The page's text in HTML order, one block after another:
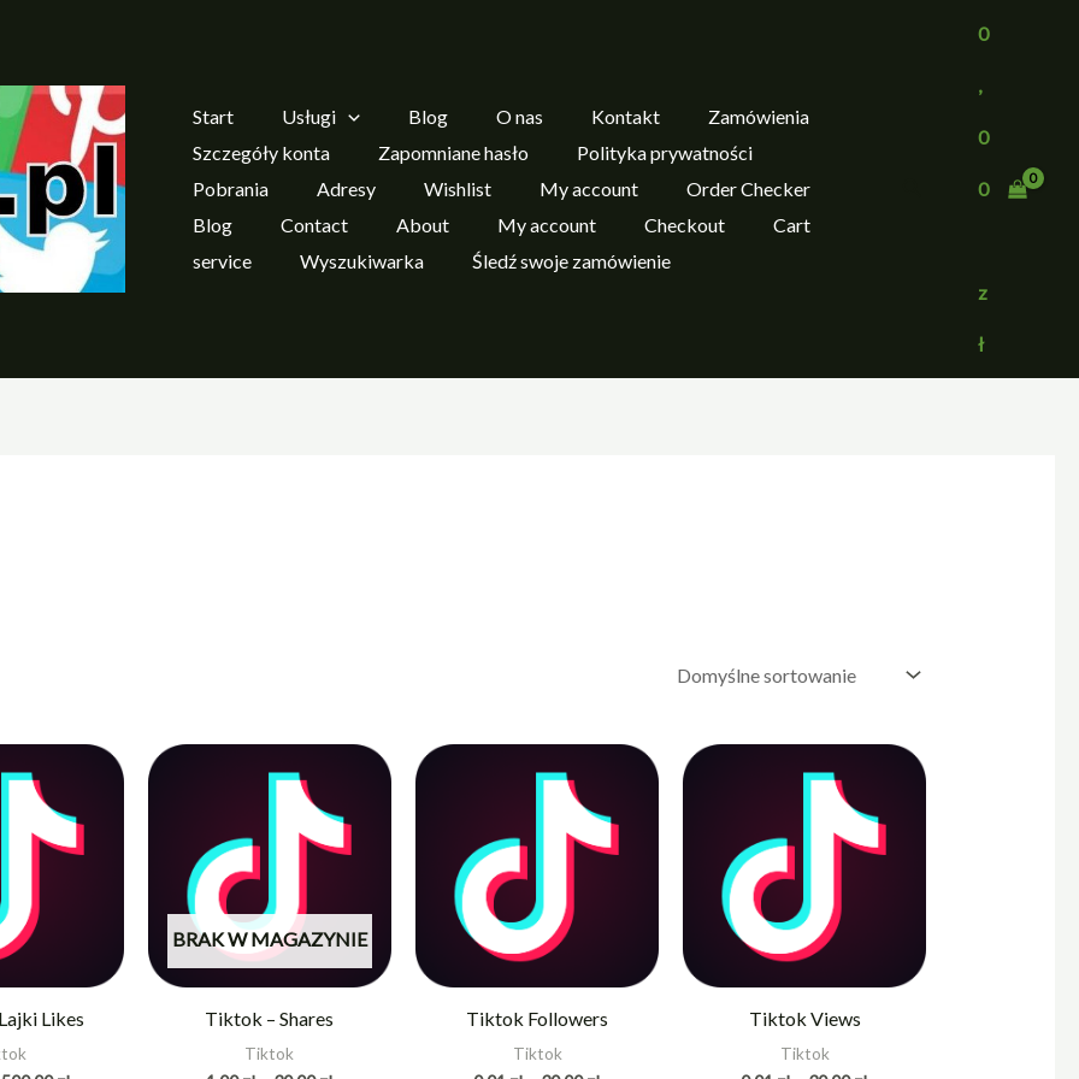
Start
Usługi Blog O nas Kontakt
Zamówienia
Szczegóły konta
Zapomniane hasło
Polityka prywatności
Pobrania
Adresy Wishlist My account
Order Checker
Blog
Contact About My account Checkout
Cart
service
Wyszukiwarka Śledź swoje zamówienie
0
,
0
0
z
ł
Likes
Zakres
0,10 zł
500,00 zł
BRAK W MAGAZYNIE
Tiktok – Shares
Tiktok
Zakres
1,00 zł
30,00 zł
Tiktok Followers
Tiktok
Zakres
0,01 zł
30,00 zł
Tiktok Views
Tiktok
Zakres
0,01 zł
30,00 zł